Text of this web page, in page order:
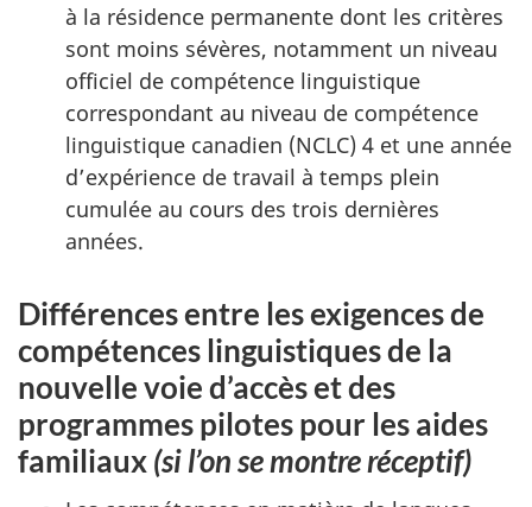
à la résidence permanente dont les critères
sont moins sévères, notamment un niveau
officiel de compétence linguistique
correspondant au niveau de compétence
linguistique canadien (NCLC) 4 et une année
d’expérience de travail à temps plein
cumulée au cours des trois dernières
années.
Différences entre les exigences de
compétences linguistiques de la
nouvelle voie d’accès et des
programmes pilotes pour les aides
familiaux(si l’on se montre réceptif)